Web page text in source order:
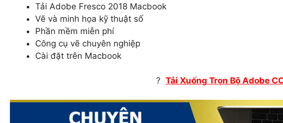
Tải Adobe Fresco 2018 Macbook
Vẽ và minh họa kỹ thuật số
Phần mềm miễn phí
Công cụ vẽ chuyên nghiệp
Cài đặt trên Macbook
? Tải Xuống Trọn Bộ Adobe